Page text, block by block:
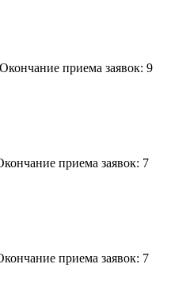
приема заявок: 9
приема заявок: 7
приема заявок: 7